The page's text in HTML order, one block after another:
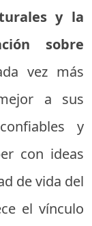
y la
sobre
vez más
a sus
y
con ideas
de vida del
el vínculo